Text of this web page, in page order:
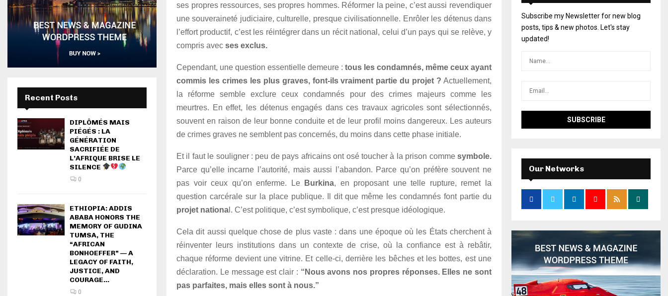
ses propres ressources, ses propres hommes. Réformer la peine, c’est aussi revendiquer
une souveraineté judiciaire, culturelle, presque civilisationnelle. Enrôler les détenus dans
l’effort productif, c’est les réintégrer dans un récit national, celui d’un pays qui se relève, y
compris avec ses exclus.
Cependant, une question essentielle demeure : tous les condamnés, même ceux ayant
commis les crimes les plus graves, font-ils vraiment partie du projet ? Actuellement,
la réforme semble exclure ceux condamnés pour des crimes majeurs comme les
meurtres. En effet, les détenus engagés dans ces travaux agricoles sont sélectionnés,
souvent en raison de leur bonne conduite et de leur profil moins dangereux. Les auteurs
de crimes graves ne semblent pas concernés, du moins dans cette phase initiale.
Et il faut le souligner : peu de pays africains ont osé toucher à la prison comme symbole.
Parce qu’elle incarne l’autorité, mais aussi l’abandon. Parce qu’on préfère souvent ne
pas voir ceux qu’on enferme. Le
Burkina, en proposant une telle rupture, remet la
question carcérale sur la place publique. Il dit que même les condamnés font partie du
projet nationa l. C’est politique, c’est symbolique, c’est presque idéologique.
Cela dit aussi quelque chose de plus vaste : dans une époque où les États cherchent à
réinventer leurs institutions dans un contexte de crise, où la confiance est à rebâtir,
chaque réforme devient une vitrine. Et celle-ci, derrière les bêches et les bottes, est une
déclaration. Le message est clair : “Nous avons nos propres réponses. Elles ne sont
pas parfaites, mais elles sont à nous.”
Recent Posts
DIPLÔMÉS MAIS
PIÉGÉS : LA
GÉNÉRATION
SACRIFIÉE DE
L’AFRIQUE BRISE LE
SILENCE
0
ETHIOPIA: ADDIS
ABABA HONORS THE
MEMORY OF GUDINA
TUMSA, THE
“AFRICAN
BONHOEFFER” — A
LEGACY OF FAITH,
JUSTICE, AND
COURAGE...
0
Subscribe my Newsletter for new blog
posts, tips & new photos. Let's stay
updated!
Our Networks